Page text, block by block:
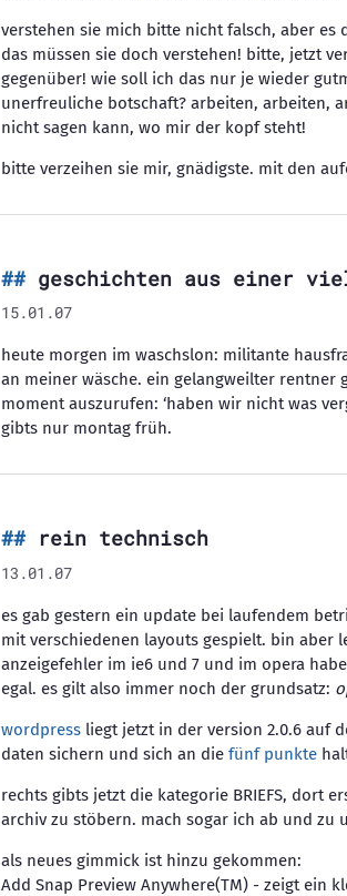
verstehen sie mich bitte nicht falsch, aber es
das müssen sie doch verstehen! bitte, jetzt
gegenüber! wie soll ich das nur je wieder
unerfreuliche botschaft? arbeiten, arbeiten,
nicht sagen kann, wo mir der kopf steht!
bitte verzeihen sie mir, gnädigste. mit den
geschichten aus einer
15.01.07
heute morgen im waschslon: militante
an meiner wäsche. ein gelangweilter rentner
moment auszurufen: ‘haben wir nicht was
gibts nur montag früh.
rein technisch
13.01.07
es gab gestern ein update bei laufendem
mit verschiedenen layouts gespielt. bin aber
anzeigefehler im ie6 und 7 und im opera
egal. es gilt also immer noch der grundsatz:
wordpress liegt jetzt in der version 2.0.6 auf
daten sichern und sich an die fünf punkte
rechts gibts jetzt die kategorie BRIEFS, dort
archiv zu stöbern. mach sogar ich ab und zu
als neues gimmick ist hinzu gekommen:
Add Snap Preview Anywhere(TM) - zeigt ein